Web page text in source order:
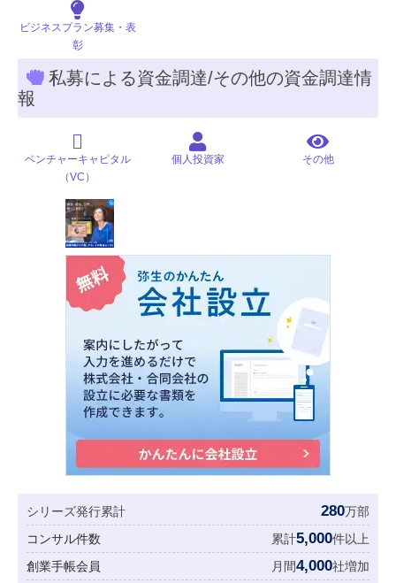
ビジネスプラン募集・表
彰
私募による資金調達/その他の資金調達情
報
ベンチャーキャピタル
（VC）
個人投資家 その他
シリーズ発行累計 280万部
コンサル件数
累計5,000件以上
創業手帳会員
月間4,000社増加